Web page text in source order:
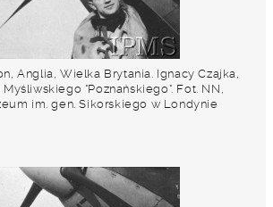
Anglia, Wielka Brytania. Ignacy Czajka,
"Poznańskiego". Fot. NN,
im. gen. Sikorskiego w Londynie